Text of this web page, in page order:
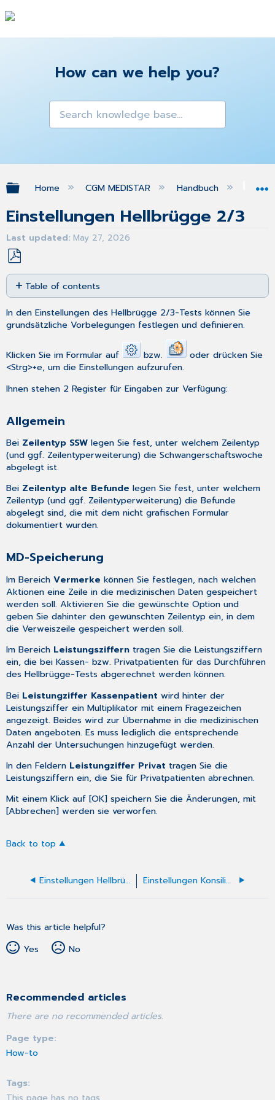
How can we help you?
Expand/collapse global hierarchy
Home CGM MEDISTAR Handbuch
Einstellungen Hellbrügge 2/3
Last updated May 27, 2026
Save
as
PDF
Table of contents
MD-
Speicherung
In den Einstellungen desHellbrügge 2/3-Tests können Sie
grundsätzliche Vorbelegungen festlegen und definieren.
Klicken Sie im Formular auf bzw.
oder drücken Sie
<Strg>+e, um die Einstellungen aufzurufen.
Ihnen stehen 2 Register für Eingaben zur Verfügung:
Allgemein
Bei Zeilentyp SSW legen Sie fest, unter welchem Zeilentyp
(und ggf. Zeilentyperweiterung) die Schwangerschaftswoche
abgelegt ist.
Bei Zeilentyp alte Befunde legen Sie fest, unter welchem
Zeilentyp (und ggf. Zeilentyperweiterung) die Befunde
abgelegt sind, die mit dem nicht grafischen Formular
dokumentiert wurden.
MD-Speicherung
Im BereichVermerke können Sie festlegen, nach welchen
Aktionen eine Zeile in die medizinischen Daten gespeichert
werden soll. Aktivieren Sie die gewünschte Option und
geben Sie dahinter den gewünschten Zeilentyp ein, in dem
die Verweiszeile gespeichert werden soll.
Im Bereich Leistungsziffern tragen Sie die Leistungsziffern
ein, die bei Kassen- bzw. Privatpatienten für das Durchführen
des Hellbrügge-Tests abgerechnet werden können.
Bei Leistungziffer Kassenpatient wird hinter der
Leistungsziffer ein Multiplikator mit einem Fragezeichen
angezeigt. Beides wird zur Übernahme in die medizinischen
Daten angeboten. Es muss lediglich die entsprechende
Anzahl der Untersuchungen hinzugefügt werden.
In den Feldern Leistungziffer Privat tragen Sie die
Leistungsziffern ein, die Sie für Privatpatienten abrechnen.
Mit einem Klick auf [OK] speichern Sie die Änderungen, mit
[Abbrechen] werden sie verworfen.
Back to top
Einstellungen Hellbrügge 1 Einstellungen Konsiliarbericht PT
Was this article helpful?
Yes
No
Recommended articles
There are no recommended articles.
Page type
How-to
Tags